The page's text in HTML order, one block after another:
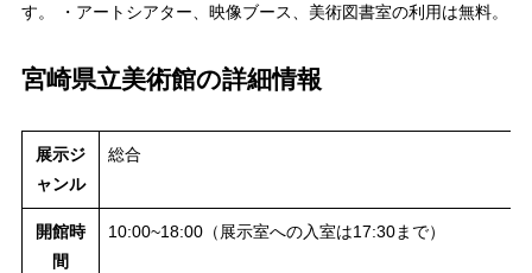
す。 ・アートシアター、映像ブース、美術図書室の利用は無料。
宮崎県立美術館の詳細情報
展示ジ
ャンル
総合
開館時
間
10:00~18:00（展示室への入室は17:30まで）